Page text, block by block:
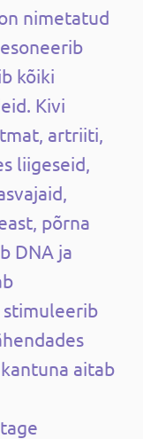
nimetatud
kõiki
Kivi
artriiti,
liigeseid,
põrna
DNA ja
stimuleerib
aitab